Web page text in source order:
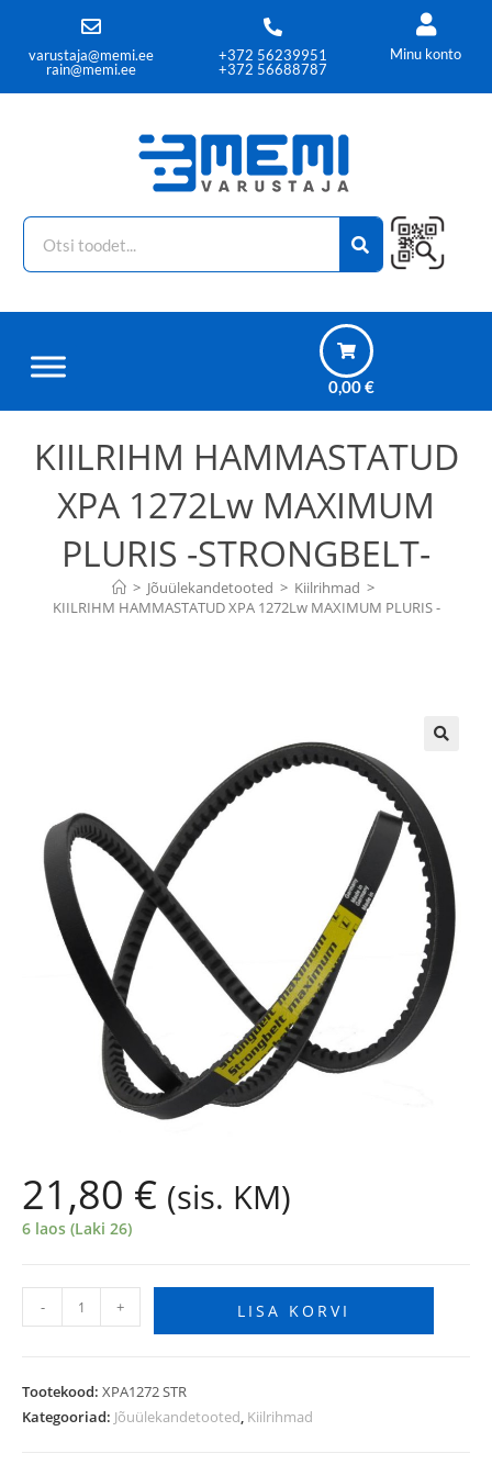
varustaja@memi.ee
rain@memi.ee
+372 56239951
+372 56688787
Minu konto
0,00€
KIILRIHM HAMMASTATUD
XPA 1272Lw MAXIMUM
PLURIS -STRONGBELT-
> Jõuülekandetooted > Kiilrihmad >
KIILRIHM HAMMASTATUD XPA 1272Lw MAXIMUM PLURIS -
21,80 € (sis. KM)
6 laos (Laki 26)
- + LISA KORVI
Tootekood: XPA1272 STR
Kategooriad: Jõuülekandetooted, Kiilrihmad